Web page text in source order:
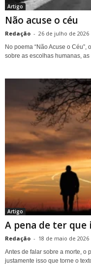
Artigo
Não acuse o céu
Redação - 26 de julho de 2026
No poema “Não Acuse o
sobre as escolhas humanas, as
Artigo
A pena de ter
Redação - 18 de maio de 2026
Antes de falar sobre a morte, o
justamente isso que torne o